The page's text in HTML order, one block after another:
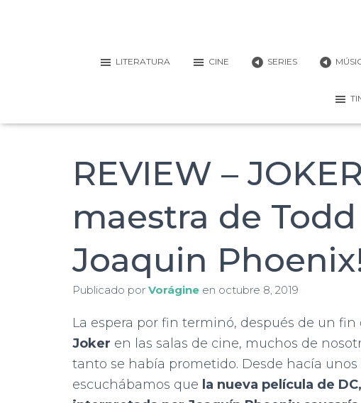
LITERATURA CINE SERIES
REVIEW –
maestra de
Joaquin
Publicado por Vorágine en octubre 8, 2019
La espera por fin terminó, después de un
Joker en las salas de cine, muchos de
tanto se había prometido. Desde hacía unos
escuchábamos que la nueva película de